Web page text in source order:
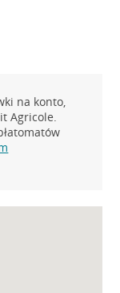
na konto,
Agricole.